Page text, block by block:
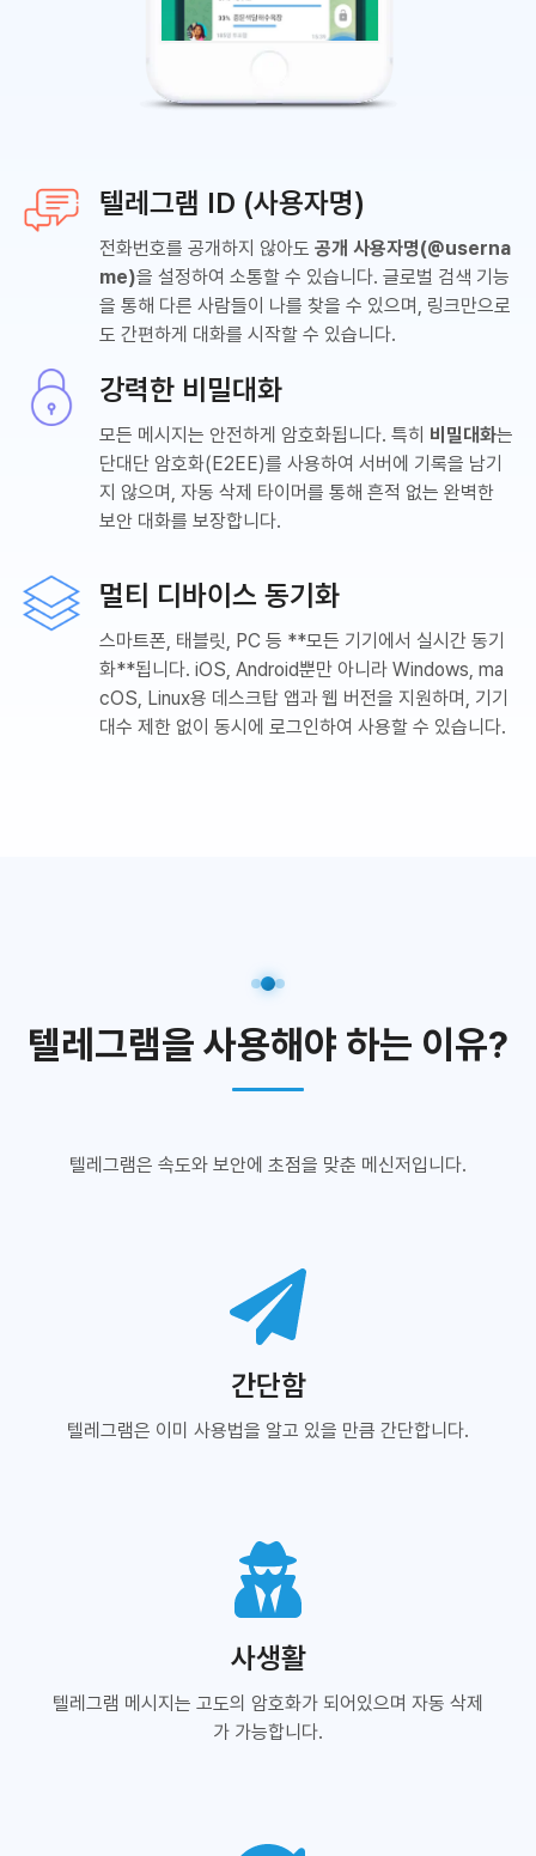
텔레그램 ID (사용자명)
전화번호를 공개하지 않아도 공개 사용자명(@userna
me)을 설정하여 소통할 수 있습니다. 글로벌 검색 기능
을 통해 다른 사람들이 나를 찾을 수 있으며, 링크만으로
도 간편하게 대화를 시작할 수 있습니다.
강력한 비밀대화
모든 메시지는 안전하게 암호화됩니다. 특히 비밀대화는
단대단 암호화(E2EE)를 사용하여 서버에 기록을 남기
지 않으며, 자동 삭제 타이머를 통해 흔적 없는 완벽한
보안 대화를 보장합니다.
멀티 디바이스 동기화
스마트폰, 태블릿, PC 등 **모든 기기에서 실시간 동기
화**됩니다. iOS, Android뿐만 아니라 Windows, ma
cOS, Linux용 데스크탑 앱과 웹 버전을 지원하며, 기기
대수 제한 없이 동시에 로그인하여 사용할 수 있습니다.
텔레그램을 사용해야 하는 이유?
텔레그램은 속도와 보안에 초점을 맞춘 메신저입니다.
간단함
텔레그램은 이미 사용법을 알고 있을 만큼 간단합니다.
사생활
텔레그램 메시지는 고도의 암호화가 되어있으며 자동 삭제
가 가능합니다.